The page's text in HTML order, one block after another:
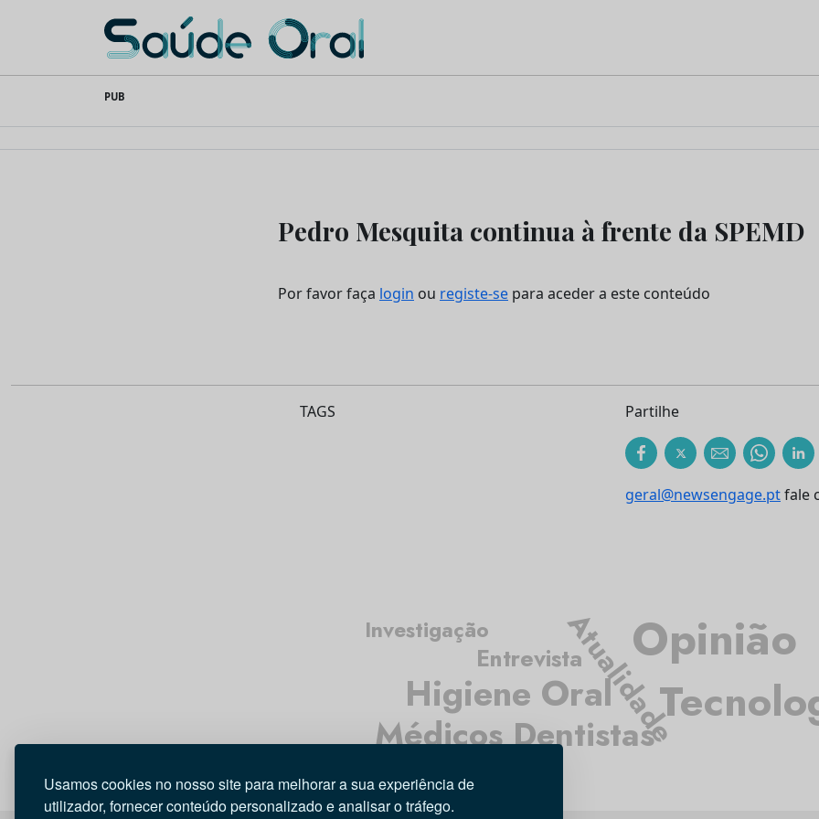
Usamos cookies no nosso site para melhorar a sua experiência de
utilizador, fornecer conteúdo personalizado e analisar o tráfego.
content
Saúde Oral
PUB
Pedro Mesquita continua à frente da SPEMD
Por favor faça login ou registe-se para aceder a este conteúdo
TAGS Partilhe
geral@newsengage.ptfale
Atualidade
Médicos Dentistas
Higiene Oral
Entrevista Opinião
Investigação